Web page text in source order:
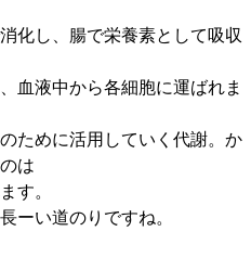
化し、腸で栄養素として吸収
血液中から各細胞に運ばれま
ために活用していく代謝。か
は
す。
ーい道のりですね。